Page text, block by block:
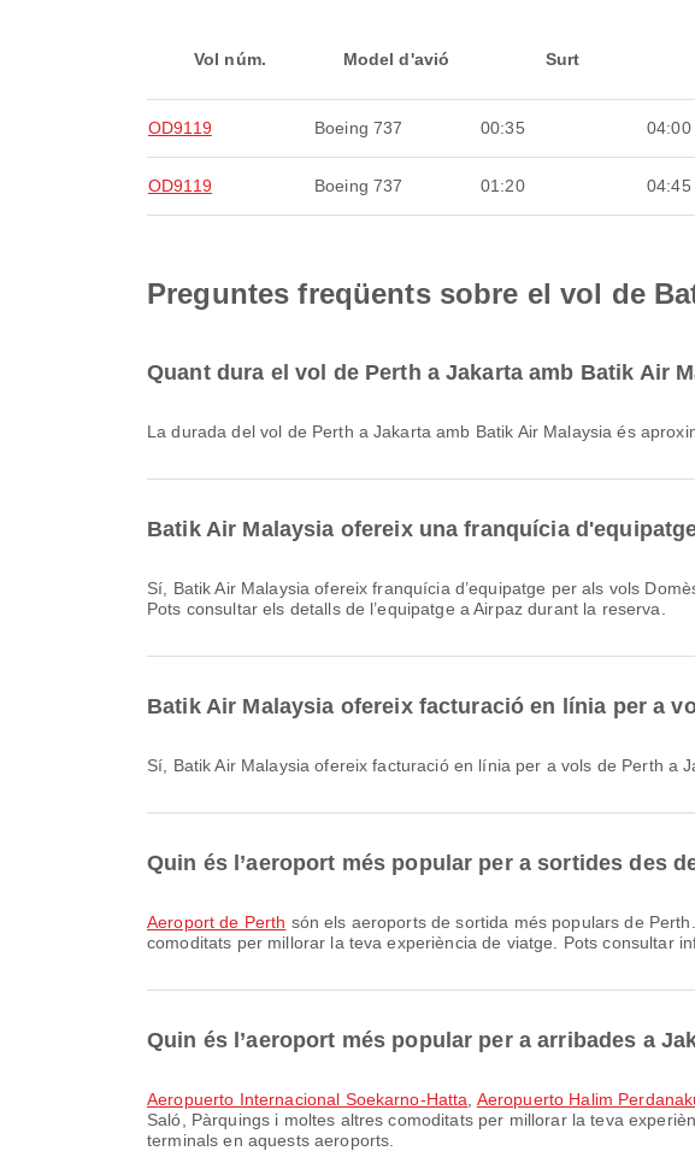
Vol núm. Model d'avió Surt
OD9119 Boeing 737 00:35 04:00
OD9119 Boeing 737 01:20 04:45
Preguntes freqüents sobre el vol de
Quant dura el vol de Perth a Jakarta amb Batik Air
La durada del vol de Perth a Jakarta amb Batik Air Malaysia és
Batik Air Malaysia ofereix una franquícia
Sí, Batik Air Malaysia ofereix franquícia d’equipatge per als vols Domèstic & Internacional de Perth a Jakarta. Els detalls varien segons el tipus de bitllet i la destinació.
Pots consultar els detalls de l’equipatge a Airpaz durant la reserva.
Batik Air Malaysia ofereix facturació en línia per a
Sí, Batik Air Malaysia ofereix facturació en línia per a vols de Perth
Quin és l’aeroport més popular per a sortides des
Aeroport de Perth són els aeroports de sortida més populars de
comoditats per millorar la teva experiència de viatge. Pots consultar
Quin és l’aeroport més popular per a arribades a
Aeropuerto Internacional Soekarno-Hatta Aeropuerto Halim
Saló, Pàrquings i moltes altres comoditats per millorar la teva
terminals en aquests aeroports.